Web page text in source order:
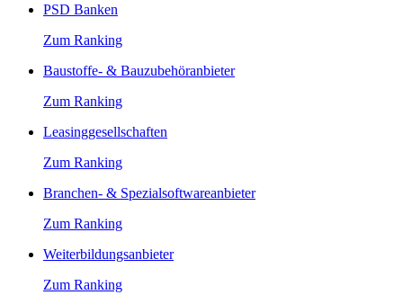
PSD Banken
Zum Ranking
Baustoffe- & Bauzubehöranbieter
Zum Ranking
Leasinggesellschaften
Zum Ranking
Branchen- & Spezialsoftwareanbieter
Zum Ranking
Weiterbildungsanbieter
Zum Ranking